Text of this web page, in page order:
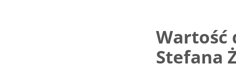
Wartość
Stefana